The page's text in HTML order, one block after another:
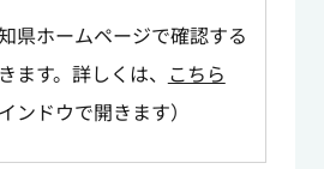
県ホームページで確認する
ます。詳しくは、 こちら
ンドウで開きます）